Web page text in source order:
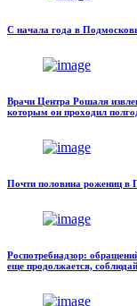
С начала года в
Врачи Центра Рошаля
которым он проходил
Почти половина рожениц в
Роспотребнадзор:
еще продолжается,